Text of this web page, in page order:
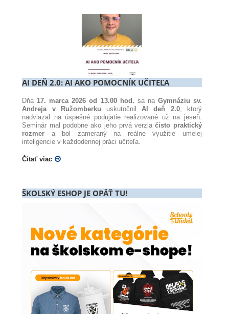
AI DEŇ 2.0: AI AKO POMOCNÍK UČITEĽA
Dňa 17. marca 2026 od 13.00 hod. sa na Gymnáziu sv.
Andreja v Ružomberku
uskutočnil AI deň 2.0, ktorý
nadviazal na úspešné podujatie realizované už na jeseň.
Seminár mal podobne ako jeho prvá verzia čisto praktický
rozmer
a bol zameraný na reálne využitie umelej
inteligencie v každodennej práci učiteľa.
Čítať viac
ŠKOLSKÝ ESHOP JE OPÄŤ TU!